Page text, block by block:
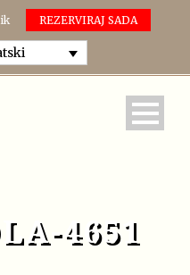
REZERVIRAJ SADA
4651